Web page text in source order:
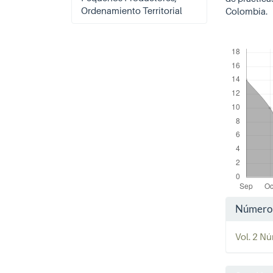
Ordenamiento Territorial
Colombia.
del
Número
Vol. 2